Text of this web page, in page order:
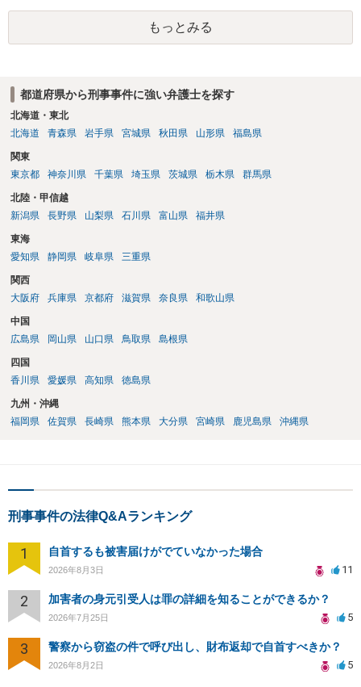
もっとみる
都道府県から刑事事件に強い弁護士を探す
北海道・東北
北海道
青森県 岩手県 宮城県 秋田県 山形県 福島県
関東
東京都
神奈川県 千葉県 埼玉県 茨城県 栃木県 群馬県
北陸・甲信越
新潟県
長野県 山梨県 石川県 富山県 福井県
東海
愛知県
静岡県 岐阜県 三重県
関西
大阪府
兵庫県 京都府 滋賀県 奈良県 和歌山県
中国
広島県
岡山県 山口県 鳥取県 島根県
四国
香川県
愛媛県 高知県 徳島県
九州・沖縄
福岡県
佐賀県 長崎県 熊本県 大分県 宮崎県 鹿児島県 沖縄県
刑事事件の法律Q&Aランキング
1 自首するも被害届けがでていなかった場合
2026年8月3日 11
2 加害者の身元引受人は罪の詳細を知ることができるか？
2026年7月25日 5
3 警察から窃盗の件で呼び出し、財布返却で自首すべきか？
2026年8月2日 5